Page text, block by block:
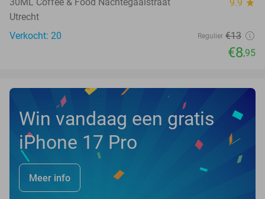
9.9 star
Utrecht
Verkocht: 20
Regulier €13
€8,95
Win vandaag een gratis
iPhone 17 Pro
Meer info